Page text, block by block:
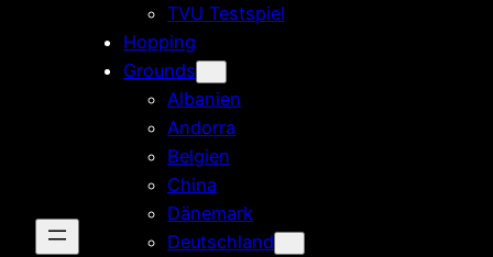
TVU Testspiel
Hopping
Grounds
Albanien
Andorra
Belgien
China
Dänemark
Deutschland